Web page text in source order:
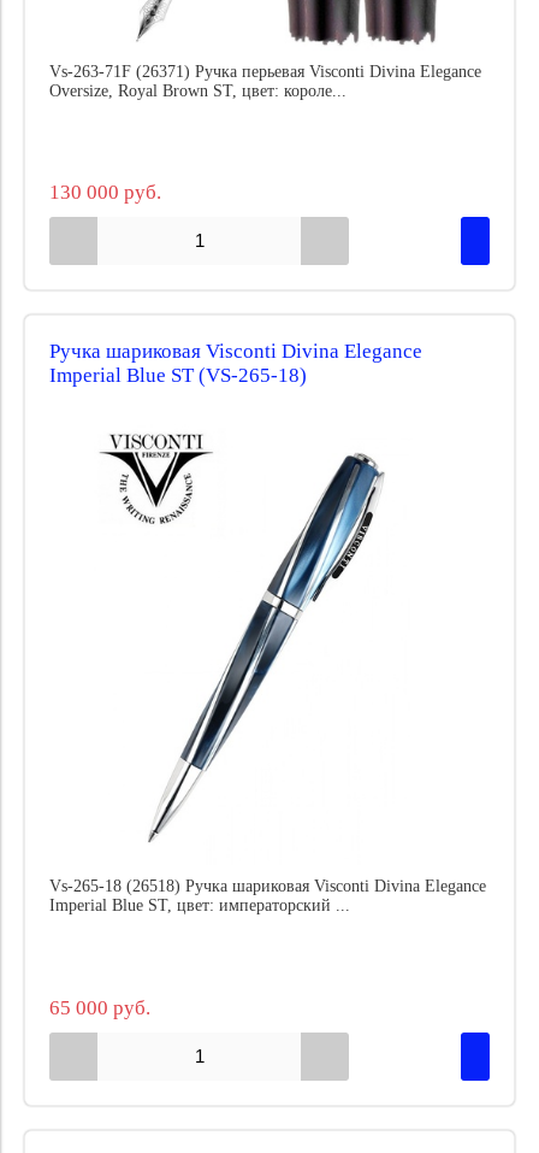
Vs-263-71F (26371) Ручка перьевая Visconti Divina Elegance
Oversize, Royal Brown ST, цвет: короле...
130 000 руб.
Ручка шариковая Visconti Divina Elegance
Imperial Blue ST (VS-265-18)
Vs-265-18 (26518) Ручка шариковая Visconti Divina Elegance
Imperial Blue ST, цвет: императорский ...
65 000 руб.